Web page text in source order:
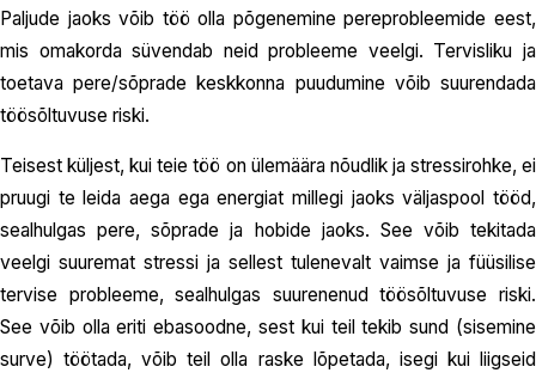
Paljude jaoks võib töö olla põgenemine pereprobleemide eest,
mis omakorda süvendab neid probleeme veelgi. Tervisliku ja
toetava pere/sõprade keskkonna puudumine võib suurendada
töösõltuvuse riski.
Teisest küljest, kui teie töö on ülemäära nõudlik ja stressirohke, ei
pruugi te leida aega ega energiat millegi jaoks väljaspool tööd,
sealhulgas pere, sõprade ja hobide jaoks. See võib tekitada
veelgi suuremat stressi ja sellest tulenevalt vaimse ja füüsilise
tervise probleeme, sealhulgas suurenenud töösõltuvuse riski.
See võib olla eriti ebasoodne, sest kui teil tekib sund (sisemine
surve) töötada, võib teil olla raske lõpetada, isegi kui liigseid